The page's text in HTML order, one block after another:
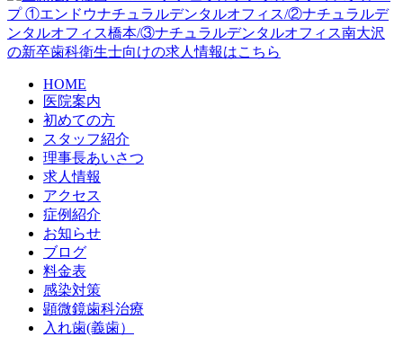
HOME
医院案内
初めての方
スタッフ紹介
理事長あいさつ
求人情報
アクセス
症例紹介
お知らせ
ブログ
料金表
感染対策
顕微鏡歯科治療
入れ歯(義歯）